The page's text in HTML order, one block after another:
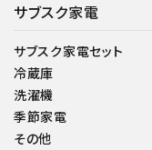
サブスク家電
サブスク家電セット
冷蔵庫
洗濯機
季節家電
その他